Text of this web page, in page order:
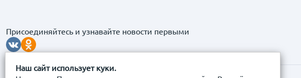
Наш сайт использует куки.
Присоединяйтесь и узнавайте новости первыми